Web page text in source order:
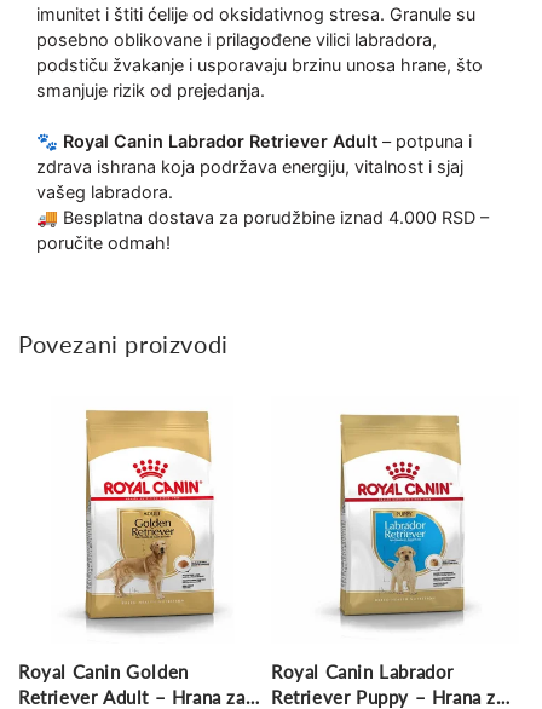
imunitet i štiti ćelije od oksidativnog stresa. Granule su
posebno oblikovane i prilagođene vilici labradora,
podstiču žvakanje i usporavaju brzinu unosa hrane, što
smanjuje rizik od prejedanja.
🐾 Royal Canin Labrador Retriever Adult – potpuna i
zdrava ishrana koja podržava energiju, vitalnost i sjaj
vašeg labradora.
🚚 Besplatna dostava za porudžbine iznad 4.000 RSD –
poručite odmah!
Povezani proizvodi
Royal Canin Golden
Retriever Adult – Hrana za
Royal Canin Labrador
Retriever Puppy – Hrana za